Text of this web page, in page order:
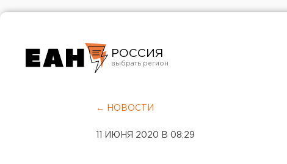
РОССИЯ
Челябинск
← НОВОСТИ
11 ИЮНЯ 2020 В 08:29